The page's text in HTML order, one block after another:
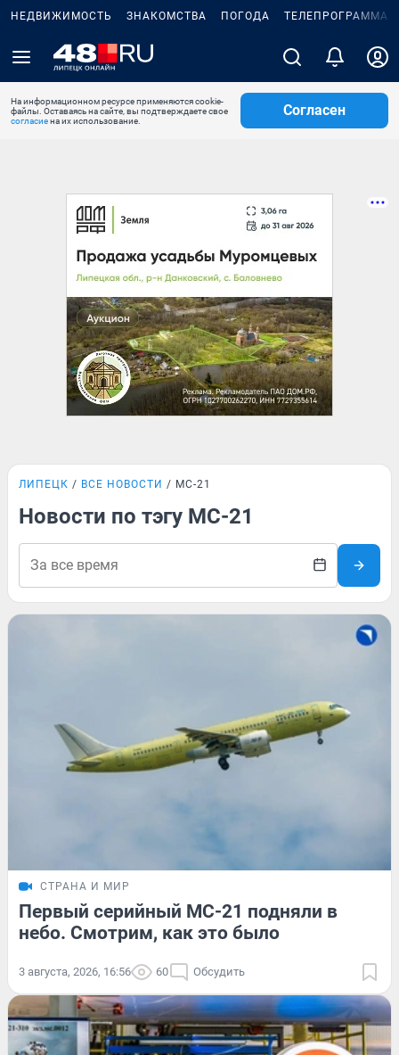
НЕДВИЖИМОСТЬ ЗНАКОМСТВА ПОГОДА ТЕЛЕПРОГРАММА
На информационном ресурсе применяются cookie-
файлы. Оставаясь на сайте, вы подтверждаете свое
согласиена их использование.
Согласен
ЛИПЕЦК ВСЕ НОВОСТИ МС-21
Новости по тэгу МС-21
СТРАНА И МИР
Первый серийный МС-21 подняли в
небо. Смотрим, как это было
3 августа, 2026, 16:56 60 Обсудить